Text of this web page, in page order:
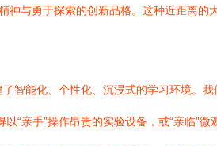
与勇于探索的创新品格。这种近距离
智能化、个性化、沉浸式的学习环境。
亲手”操作昂贵的实验设备，或“亲临”